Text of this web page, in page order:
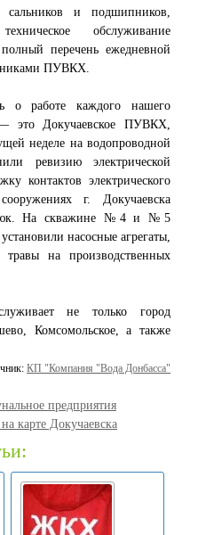
сальников и подшипников,
обслуживание
перечень ежедневной
ПУВКХ.
о работе каждого нашего
это Докучаевское ПУВКХ,
неделе на водопроводной
ревизию электрической
контактов электрического
г. Докучаевска
люк. На скважине №4 и №5
насосные агрегаты,
на производственных
не только город
Комсомольское, а также
КП "Компания "Вода Донбасса"
предприятия
карте Докучаевска